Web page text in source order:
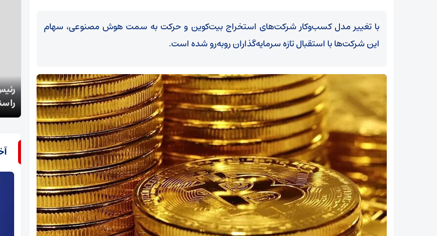
با تغییر مدل کسب‌وکار شرکت‌های استخراج بیت‌کوین و حرکت به سمت هوش مصنوعی، سهام
این شرکت‌ها با استقبال تازه سرمایه‌گذاران روبه‌رو شده است.
«تعزیه» تلفیق آموزه‌های دینی با جذابیت‌های نمایشی
در میدان نبرد فرهنگی
رئیس کمیسیون اقتصادی مجلس:امام شهیداقتصاد
را سنگردفاع از کشورمی دانست